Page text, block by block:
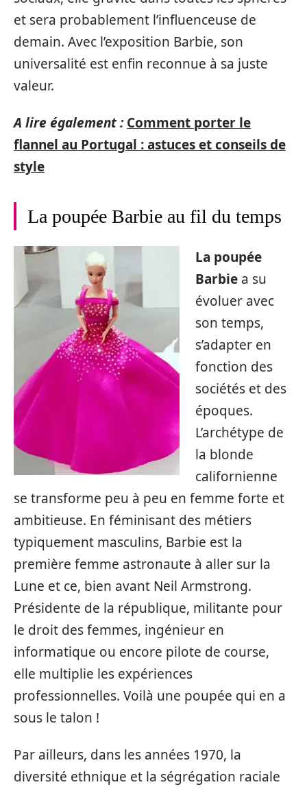
et sera probablement l’influenceuse de
demain. Avec l’exposition Barbie, son
universalité est enfin reconnue à sa juste
valeur.
A lire également : Comment porter le
flannel au Portugal : astuces et conseils de
style
La poupée Barbie au fil du temps
La poupée
Barbiea su
évoluer avec
son temps,
s’adapter en
fonction des
sociétés et des
époques.
L’archétype de
la blonde
californienne
se transforme peu à peu en femme forte et
ambitieuse. En féminisant des métiers
typiquement masculins, Barbie est la
première femme astronaute à aller sur la
Lune et ce, bien avant Neil Armstrong.
Présidente de la république, militante pour
le droit des femmes, ingénieur en
informatique ou encore pilote de course,
elle multiplie les expériences
professionnelles. Voilà une poupée qui en a
sous le talon !
Par ailleurs, dans les années 1970, la
diversité ethnique et la ségrégation raciale